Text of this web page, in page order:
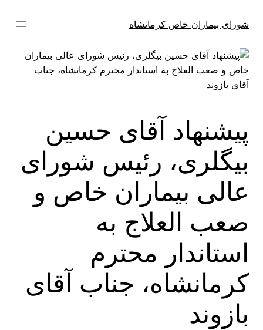
شورای بیماران خاص کرمانشاه
پیشنهاد آقای حسین
بیگلری، رئیس شورای
عالی بیماران خاص و
صعب العلاج به
استاندار محترم
کرمانشاه، جناب آقای
بازوند